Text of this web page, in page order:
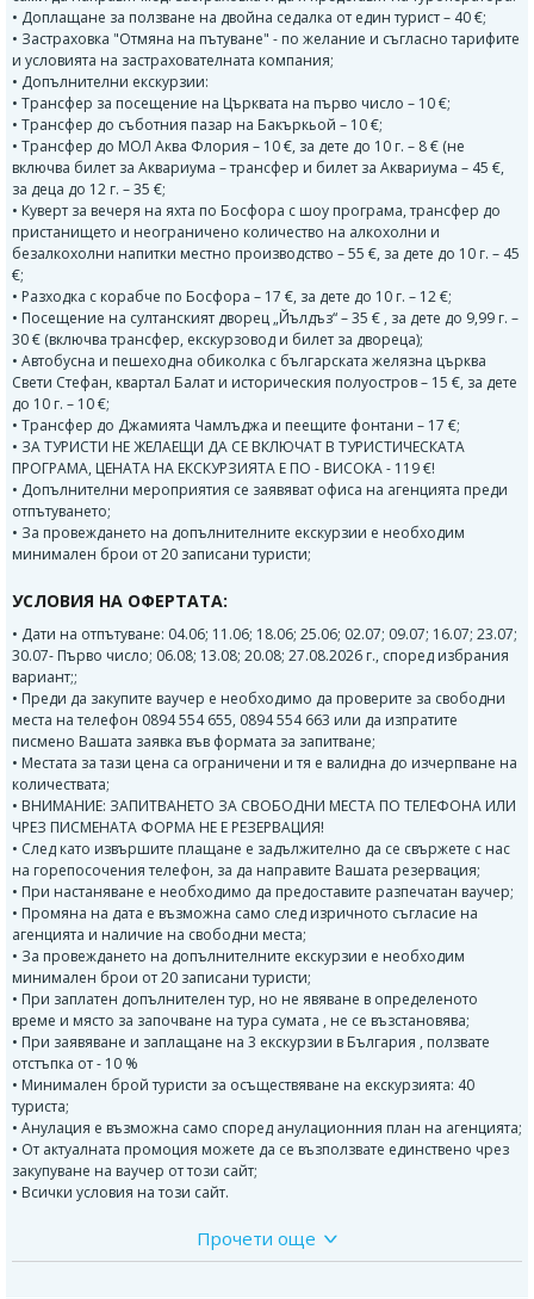
• Доплащане за ползване на двойна седалка от един турист – 40 €;
• Застраховка "Отмяна на пътуване" - по желание и съгласно тарифите
и условията на застрахователната компания;
• Допълнителни екскурзии:
• Трансфер за посещение на Църквата на първо число – 10 €;
• Трансфер до съботния пазар на Бакъркьой – 10 €;
• Трансфер до МОЛ Аква Флория – 10 €, за дете до 10 г. – 8 € (не
включва билет за Аквариума – трансфер и билет за Аквариума – 45 €,
за деца до 12 г. – 35 €;
• Куверт за вечеря на яхта по Босфора с шоу програма, трансфер до
пристанището и неограничено количество на алкохолни и
безалкохолни напитки местно производство – 55 €, за дете до 10 г. – 45
€;
• Разходка с корабче по Босфора – 17 €, за дете до 10 г. – 12 €;
• Посещение на султанският дворец „Йълдъз“ – 35 € , за дете до 9,99 г. –
30 € (включва трансфер, екскурзовод и билет за двореца);
• Автобусна и пешеходна обиколка с българската желязна църква
Свети Стефан, квартал Балат и историческия полуостров – 15 €, за дете
до 10 г. – 10 €;
• Трансфер до Джамията Чамлъджа и пеещите фонтани – 17 €;
• ЗА ТУРИСТИ НЕ ЖЕЛАЕЩИ ДА СЕ ВКЛЮЧАТ В ТУРИСТИЧЕСКАТА
ПРОГРАМА, ЦЕНАТА НА ЕКСКУРЗИЯТА Е ПО - ВИСОКА - 119 €!
• Допълнителни мероприятия се заявяват офиса на агенцията преди
отпътуването;
• За провеждането на допълнителните екскурзии е необходим
минимален брои от 20 записани туристи;
УСЛОВИЯ НА ОФЕРТАТА:
• Дати на отпътуване: 04.06; 11.06; 18.06; 25.06; 02.07; 09.07; 16.07; 23.07;
30.07- Първо число; 06.08; 13.08; 20.08; 27.08.2026 г., според избрания
вариант;;
• Преди да закупите ваучер е необходимо да проверите за свободни
места на телефон 0894 554 655, 0894 554 663 или да изпратите
писмено Вашата заявка във формата за запитване;
• Местата за тази цена са ограничени и тя е валидна до изчерпване на
количествата;
• ВНИМАНИЕ: ЗАПИТВАНЕТО ЗА СВОБОДНИ МЕСТА ПО ТЕЛЕФОНА ИЛИ
ЧРЕЗ ПИСМЕНАТА ФОРМА НЕ Е РЕЗЕРВАЦИЯ!
• След като извършите плащане е задължително да се свържете с нас
на горепосочения телефон, за да направите Вашата резервация;
• При настаняване е необходимо да предоставите разпечатан ваучер;
• Промяна на дата е възможна само след изричното съгласие на
агенцията и наличие на свободни места;
• За провеждането на допълнителните екскурзии е необходим
минимален брои от 20 записани туристи;
• При заплатен допълнителен тур, но не явяване в определеното
време и място за започване на тура сумата , не се възстановява;
• При заявяване и заплащане на 3 екскурзии в България , ползвате
отстъпка от - 10 %
• Минимален брой туристи за осъществяване на екскурзията: 40
туриста;
• Анулация е възможна само според анулационния план на агенцията;
• От актуалната промоция можете да се възползвате единствено чрез
закупуване на ваучер от този сайт;
• Всички условия на този сайт.
Прочети още